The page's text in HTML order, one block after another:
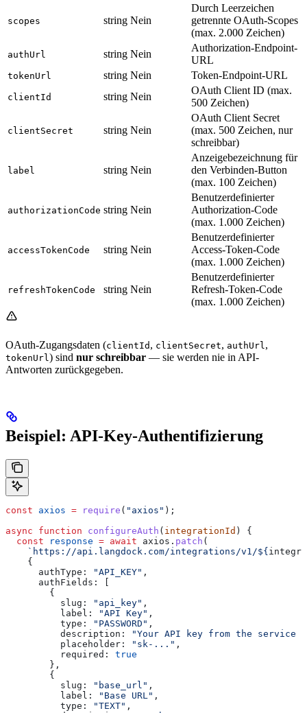
scopes string Nein
Durch Leerzeichen
getrennte OAuth-Scopes
(max. 2.000 Zeichen)
authUrl string Nein
Authorization-Endpoint-
URL
tokenUrl string Nein Token-Endpoint-URL
clientId string Nein
OAuth Client ID (max.
500 Zeichen)
clientSecret string Nein
OAuth Client Secret
(max. 500 Zeichen, nur
schreibbar)
label string Nein
Anzeigebezeichnung für
den Verbinden-Button
(max. 100 Zeichen)
authorizationCode string Nein
Benutzerdefinierter
Authorization-Code
(max. 1.000 Zeichen)
accessTokenCode string Nein
Benutzerdefinierter
Access-Token-Code
(max. 1.000 Zeichen)
refreshTokenCode string Nein
Benutzerdefinierter
Refresh-Token-Code
(max. 1.000 Zeichen)
OAuth-Zugangsdaten (clientId , clientSecret, authUrl,
tokenUrl) sind nur schreibbar — sie werden nie in API-
Antworten zurückgegeben.
Beispiel: API-Key-Authentifizierung
const axios = require ( "axios" );
async function configureAuth ( integrationId ) {
  const
response = await axios . patch (
    `https://api.langdock.com/integrations/v1/
${
    {
      authType:
"API_KEY" ,
      authFields:
        {
          slug:
"api_key" ,
          label:
"API Key" ,
          type:
"PASSWORD" ,
          description:
"Your API key from the service
          placeholder:
"sk-..." ,
          required:
true
        },
        {
          slug:
"base_url" ,
          label:
"Base URL" ,
          type:
"TEXT" ,